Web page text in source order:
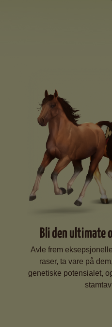
Bli den ultimate
Avle frem
raser, ta vare på
genetiske potensialet,